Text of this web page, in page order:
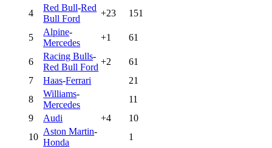
4
Red Bull-Red
Bull Ford
+23 151
5
Alpine-
Mercedes
+1 61
6
Racing Bulls-
Red Bull Ford
+2
61
7
Haas-Ferrari
21
8
Williams-
Mercedes
11
9
Audi +4
10
10
Aston Martin-
Honda
1